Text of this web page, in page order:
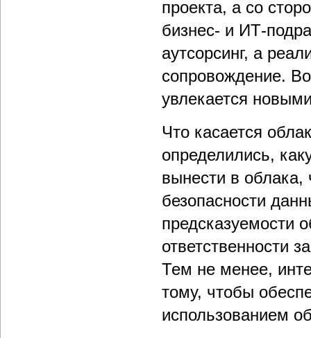
проекта, а со
бизнес- и ИТ-
аутсорсинг, а
сопровождение.
увлекается
Что касается
определились,
вынести в облака,
безопасности
предсказуемости
ответственности
Тем не менее,
тому, чтобы
использованием